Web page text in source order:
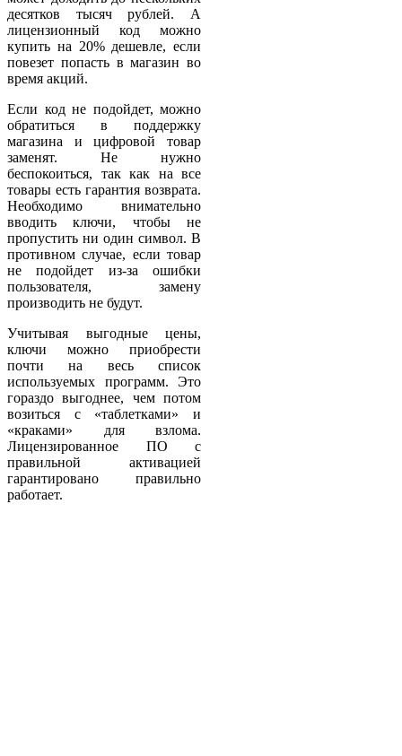
десятков тысяч рублей. А
лицензионный код можно
купить на 20% дешевле, если
повезет попасть в магазин во
время акций.
Если код не подойдет, можно
обратиться в поддержку
магазина и цифровой товар
заменят. Не нужно
беспокоиться, так как на все
товары есть гарантия возврата.
Необходимо внимательно
вводить ключи, чтобы не
пропустить ни один символ. В
противном случае, если товар
не подойдет из-за ошибки
пользователя, замену
производить не будут.
Учитывая выгодные цены,
ключи можно приобрести
почти на весь список
используемых программ. Это
гораздо выгоднее, чем потом
возиться с «таблетками» и
«краками» для взлома.
Лицензированное ПО с
правильной активацией
гарантировано правильно
работает.